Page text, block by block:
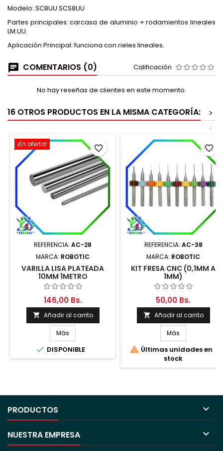
Modelo: SC8UU SCS8UU
Partes principales: carcasa de aluminio + rodamientos lineales
LM.UU.
Aplicación Principal: funciona con rieles lineales.
COMENTARIOS (0) Calificación
No hay reseñas de clientes en este momento.
16 OTROS PRODUCTOS EN LA MISMA CATEGORÍA:
>
<
¡En oferta!
REFERENCIA: AC-28
MARCA: ROBOTIC
VARILLA LISA PLATEADA
10MM 1METRO
146,00 Bs.
 Añadir al carrito
Más
 DISPONIBLE
favorite_border
REFERENCIA: AC-38
MARCA: ROBOTIC
KIT FRESA CNC (0,1MM A
1MM)
50,00 Bs.
 Añadir al carrito
Más
 Últimas unidades en
stock
favorite_border
PRODUCTOS 
NUESTRA EMPRESA 